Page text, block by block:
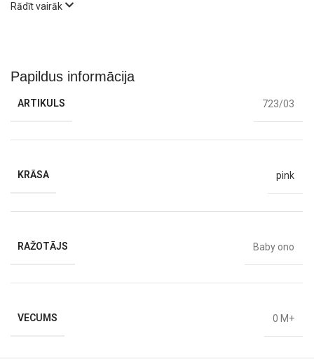
Rādīt vairāk
Papildus informācija
ARTIKULS 723/03
KRĀSA pink
RAŽOTĀJS Baby ono
VECUMS 0 M+